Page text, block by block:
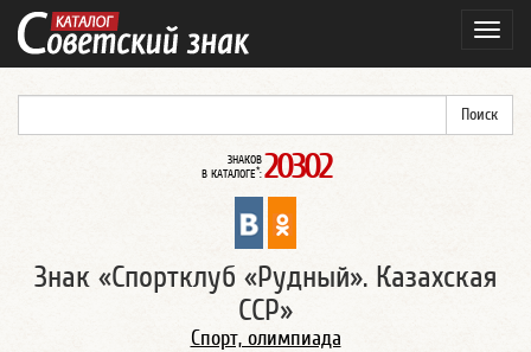
ЗНАКОВ
В КАТАЛОГЕ*: 20302
Знак «Спортклуб «Рудный». Казахская
ССР»
Спорт, олимпиада